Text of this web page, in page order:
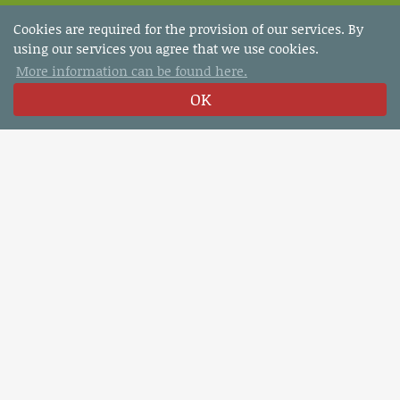
Cookies are required for the provision of our services. By
using our services you agree that we use cookies.
More information can be found here.
OK
Bachstrasse 8
CH-8280 Kreuzlingen
Tel.: +41 (0)71 672 75 85